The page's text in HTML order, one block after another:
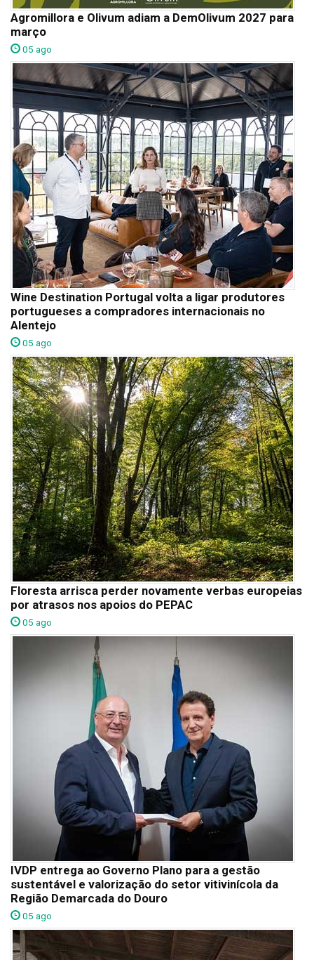
Agromillora e Olivum adiam a DemOlivum 2027 para
março
05 ago
Wine Destination Portugal volta a ligar produtores
portugueses a compradores internacionais no
Alentejo
05 ago
Floresta arrisca perder novamente verbas europeias
por atrasos nos apoios do PEPAC
05 ago
IVDP entrega ao Governo Plano para a gestão
sustentável e valorização do setor vitivinícola da
Região Demarcada do Douro
05 ago